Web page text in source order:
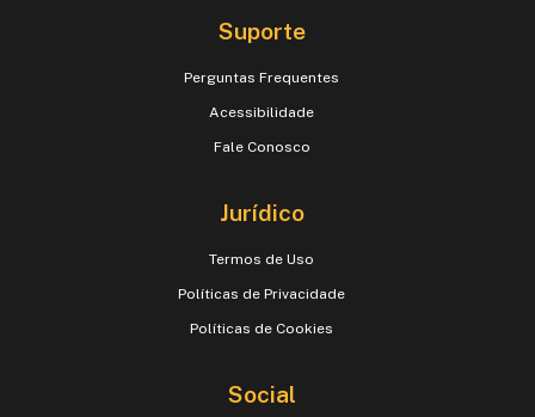
Suporte
Perguntas Frequentes
Acessibilidade
Fale Conosco
Jurídico
Termos de Uso
Políticas de Privacidade
Políticas de Cookies
Social